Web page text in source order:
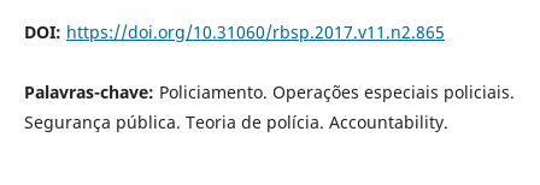
DOI: https://doi.org/10.31060/rbsp.2017.v11.n2.865
Palavras-chave: Policiamento. Operações especiais policiais.
Segurança pública. Teoria de polícia. Accountability.